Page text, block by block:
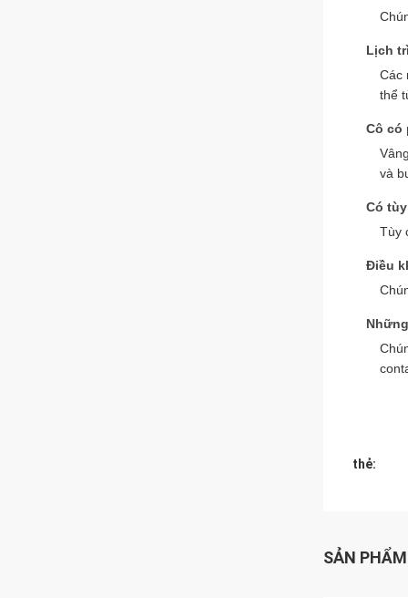
Lịch
Các
thể
Cô có
và
Có
Tùy
Điều
thẻ:
SẢN